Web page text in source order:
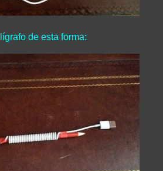
de esta forma: